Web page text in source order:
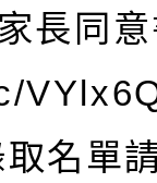
長同
名單